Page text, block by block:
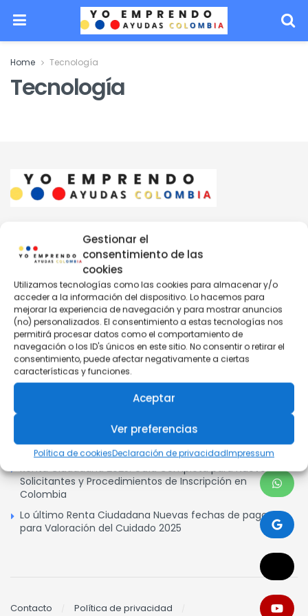
Gestionar el
consentimiento de las
cookies
Utilizamos tecnologías como las cookies para almacenar y/o
acceder a la información del dispositivo. Lo hacemos para
mejorar la experiencia de navegación y para mostrar anuncios
(no) personalizados. El consentimiento a estas tecnologías nos
permitirá procesar datos como el comportamiento de
navegación o los ID's únicos en este sitio. No consentir o retirar el
consentimiento, puede afectar negativamente a ciertas
características y funciones.
Aceptar
Ver preferencias
Política de cookiesDeclaración de privacidadImpressum
Home Tecnología
Tecnología
!Suscríbete a Ayudas Colombia para mantenerte
actualizado!
Cómo Reducir Los intereses y Pagar en menos tiempo
Crédito Hipotecario Y Leasing Habitacional
Este 2025 aplica la Ley 546 de Vivienda a tu favor!
¿Por qué no llegan los pagos del subsidio Colombia Sin
Subsidio que Aumentará 150.000 Pesos en 2025: Más de
un Millón de Beneficiarios se Verán Impactados
Renta Ciudadana 2025: Guía Completa para Nuevos
Solicitantes y Procedimientos de Inscripción en
Colombia
Lo último Renta Ciudadana Nuevas fechas de pagos
para Valoración del Cuidado 2025
Contacto
Política de privacidad